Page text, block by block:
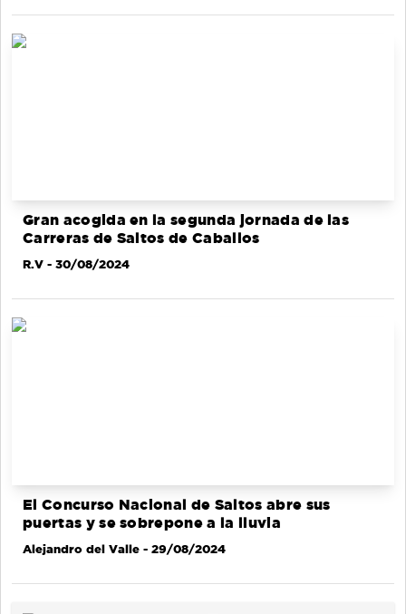
Gran acogida en la segunda jornada de las
Carreras de Saltos de Caballos
R.V - 30/08/2024
El Concurso Nacional de Saltos abre sus
puertas y se sobrepone a la lluvia
Alejandro del Valle - 29/08/2024